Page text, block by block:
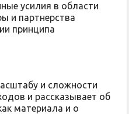
усилия в области
и партнерства
принципа
и сложности
и рассказывает об
материала и о